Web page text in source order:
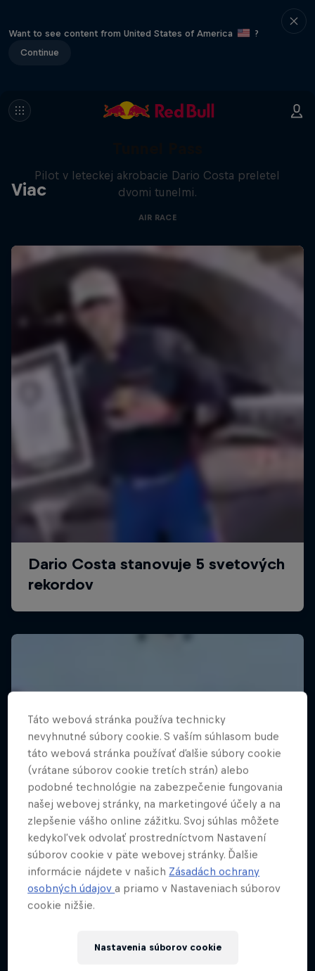
Want to see content from United States of America
?
Continue
Viac
Pilot v leteckej akrobacie Dario Costa preletel
dvomi tunelmi.
AIR RACE
Táto webová stránka používa technicky
nevyhnutné súbory cookie. S vaším súhlasom bude
táto webová stránka používať ďalšie súbory cookie
(vrátane súborov cookie tretích strán) alebo
podobné technológie na zabezpečenie fungovania
našej webovej stránky, na marketingové účely a na
zlepšenie vášho online zážitku. Svoj súhlas môžete
kedykoľvek odvolať prostredníctvom Nastavení
súborov cookie v päte webovej stránky. Ďalšie
informácie nájdete v našich Zásadách ochrany
osobných údajova priamo v Nastaveniach súborov
cookie nižšie.
Nastavenia súborov cookie